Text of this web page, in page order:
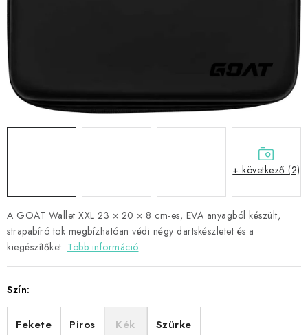
AKCIÓK
DARTS
Elérhetőségek Vásárlási útmutató
A GOAT Wallet XXL 23 × 20 × 8 cm-es, EVA anyagból készült,
strapabíró tok megbízhatóan védi négy dartskészletet és a
kiegészítőket. Több információ
Szín:
Fekete Piros Kék Szürke
+ következő (2)